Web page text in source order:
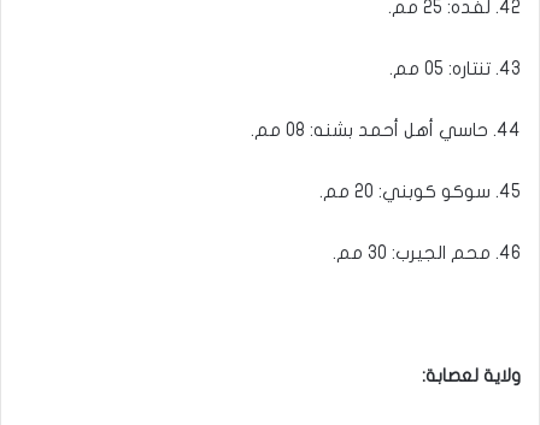
42. لفده: 25 مم.
43. تنتاره: 05 مم.
44. حاسي أهل أحمد بشنه: 08 مم.
45. سوكو كوبني: 20 مم.
46. محم الجيرب: 30 مم.
ولاية لعصابة: